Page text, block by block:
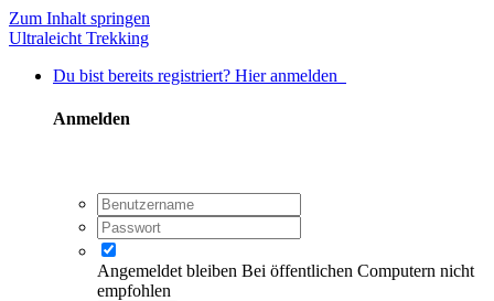
Zum Inhalt springen
Ultraleicht Trekking
Du bist bereits registriert? Hier anmelden
Anmelden
Angemeldet bleiben Bei öffentlichen Computern nicht
empfohlen